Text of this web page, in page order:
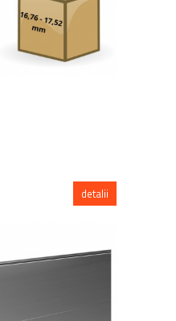
detalii